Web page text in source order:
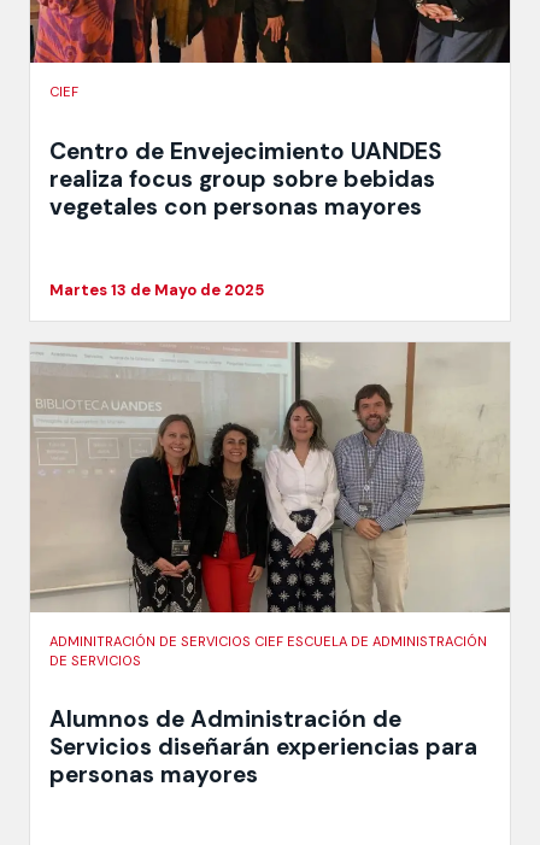
CIEF
Centro de Envejecimiento UANDES
realiza focus group sobre bebidas
vegetales con personas mayores
Martes 13 de Mayo de 2025
ADMINITRACIÓN DE SERVICIOS CIEF ESCUELA DE ADMINISTRACIÓN
DE SERVICIOS
Alumnos de Administración de
Servicios diseñarán experiencias para
personas mayores